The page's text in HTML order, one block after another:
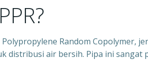
Random Copolymer,
distribusi air bersih. Pipa ini sangat